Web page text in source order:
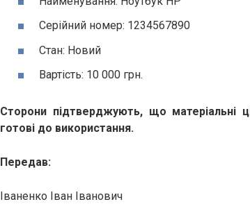
Серійний номер: 1234567890
Стан: Новий
Вартість: 10 000 грн.
Сторони підтверджують, що матеріальні
готові до використання.
Передав:
Іваненко Іван Іванович